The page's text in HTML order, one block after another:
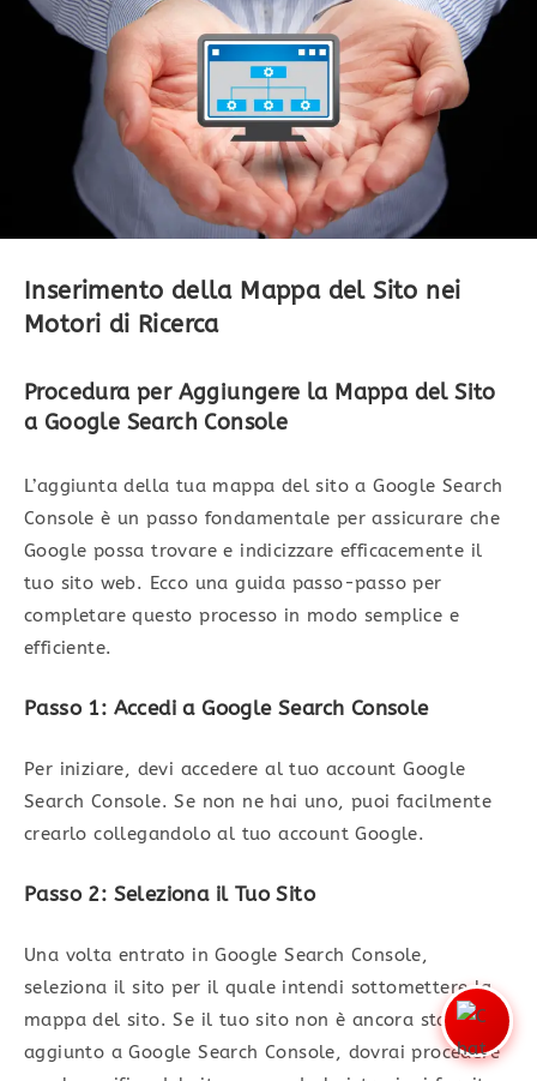
Inserimento della Mappa del Sito nei
Motori di Ricerca
Procedura per Aggiungere la Mappa del Sito
a Google Search Console
L’aggiunta della tua mappa del sito a Google Search
Console è un passo fondamentale per assicurare che
Google possa trovare e indicizzare efficacemente il
tuo sito web. Ecco una guida passo-passo per
completare questo processo in modo semplice e
efficiente.
Passo 1: Accedi a Google Search Console
Per iniziare, devi accedere al tuo account Google
Search Console. Se non ne hai uno, puoi facilmente
crearlo collegandolo al tuo account Google.
Passo 2: Seleziona il Tuo Sito
Una volta entrato in Google Search Console,
seleziona il sito per il quale intendi sottomettere la
mappa del sito. Se il tuo sito non è ancora stato
aggiunto a Google Search Console, dovrai procedere